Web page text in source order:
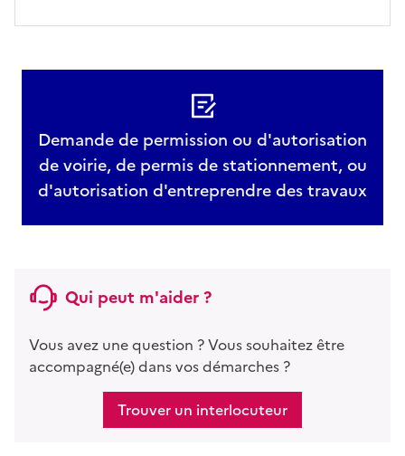
Demande de permission ou d'autorisation
de voirie, de permis de stationnement, ou
d'autorisation d'entreprendre des travaux
Qui peut m'aider ?
Vous avez une question ? Vous souhaitez être
accompagné(e) dans vos démarches ?
Trouver un interlocuteur